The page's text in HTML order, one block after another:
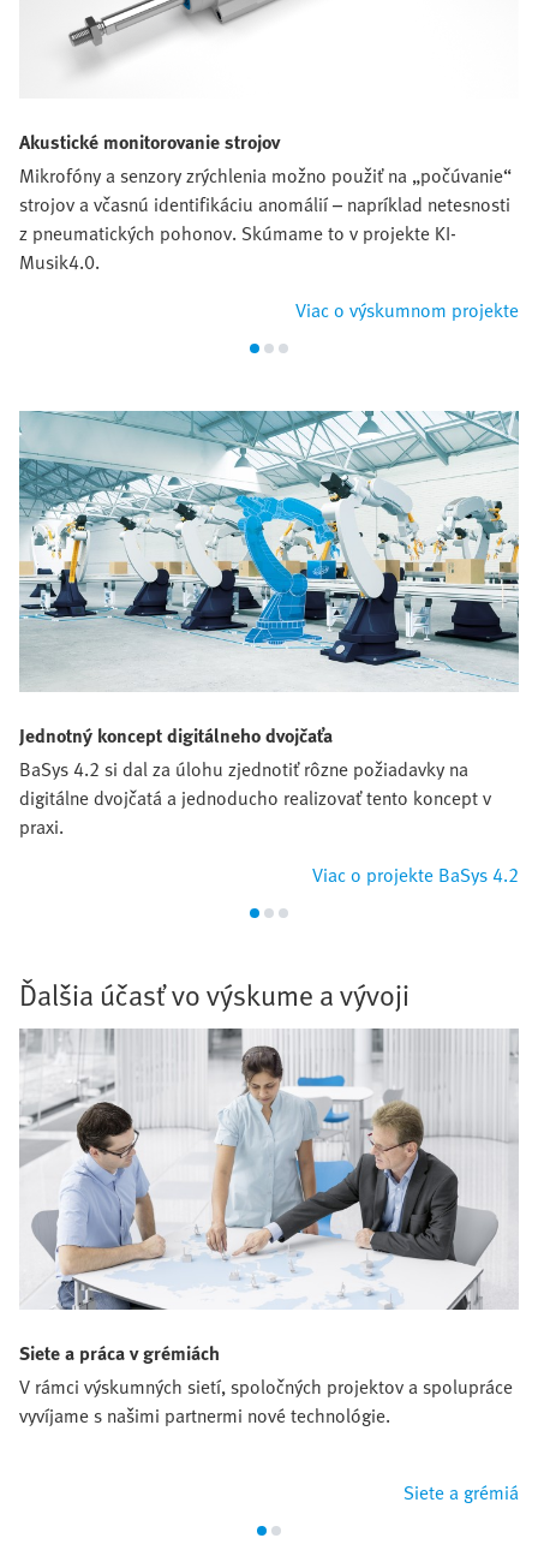
Akustické monitorovanie strojov
Mikrofóny a senzory zrýchlenia možno použiť na „počúvanie“
strojov a včasnú identifikáciu anomálií – napríklad netesnosti
z pneumatických pohonov. Skúmame to v projekte KI-
Musik4.0.
Viac o výskumnom projekte
Jednotný koncept digitálneho dvojčaťa
BaSys 4.2 si dal za úlohu zjednotiť rôzne požiadavky na
digitálne dvojčatá a jednoducho realizovať tento koncept v
praxi.
Viac o projekte BaSys 4.2
Ďalšia účasť vo výskume a vývoji
Siete a práca v grémiách
V rámci výskumných sietí, spoločných projektov a spolupráce
vyvíjame s našimi partnermi nové technológie.
Siete a grémiá